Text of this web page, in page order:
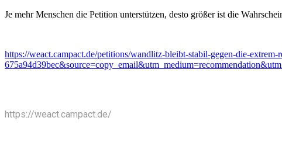
Je mehr Menschen die Petition unterstützen, desto größer ist die
https://weact.campact.de/petitions/wandlitz-bleibt-stabil-gegen-die-
https://weact.campact.de/